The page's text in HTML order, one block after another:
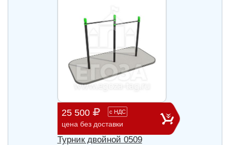
25 500 с НДС
цена без доставки
Турник двойной 0509